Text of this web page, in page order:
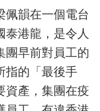
佩韻在一個電台
泰港龍，是令人
團早前對員工的
指的「最後手
資產，集團在疫